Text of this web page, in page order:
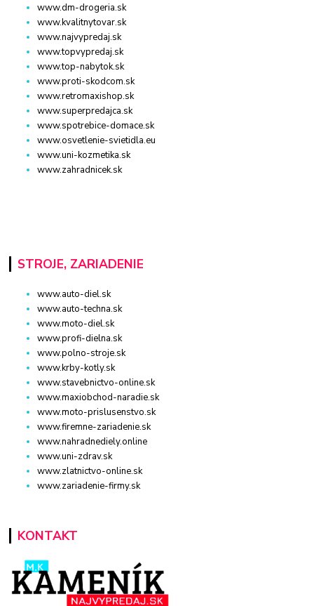
www.dm-drogeria.sk
www.kvalitnytovar.sk
www.najvypredaj.sk
www.topvypredaj.sk
www.top-nabytok.sk
www.proti-skodcom.sk
www.retromaxishop.sk
www.superpredajca.sk
www.spotrebice-domace.sk
www.osvetlenie-svietidla.eu
www.uni-kozmetika.sk
www.zahradnicek.sk
STROJE, ZARIADENIE
www.auto-diel.sk
www.auto-techna.sk
www.moto-diel.sk
www.profi-dielna.sk
www.polno-stroje.sk
www.krby-kotly.sk
www.stavebnictvo-online.sk
www.maxiobchod-naradie.sk
www.moto-prislusenstvo.sk
www.firemne-zariadenie.sk
www.nahradnediely.online
www.uni-zdrav.sk
www.zlatnictvo-online.sk
www.zariadenie-firmy.sk
KONTAKT